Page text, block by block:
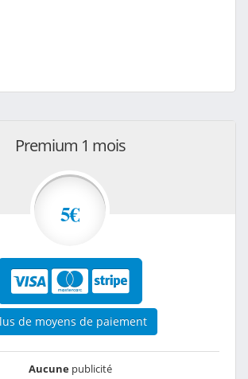
Premium 1 mois
5€
de moyens de paiement
Aucunepublicité